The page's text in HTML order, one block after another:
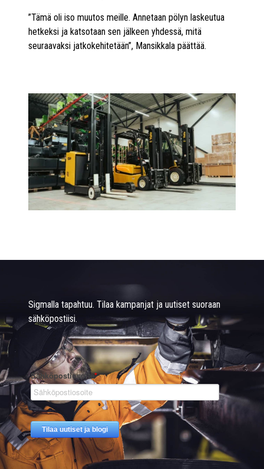
”Tämä oli iso muutos meille. Annetaan pölyn laskeutua
hetkeksi ja katsotaan sen jälkeen yhdessä, mitä
seuraavaksi jatkokehitetään”, Mansikkala päättää.
Sigmalla tapahtuu. Tilaa kampanjat ja uutiset suoraan
sähköpostiisi.